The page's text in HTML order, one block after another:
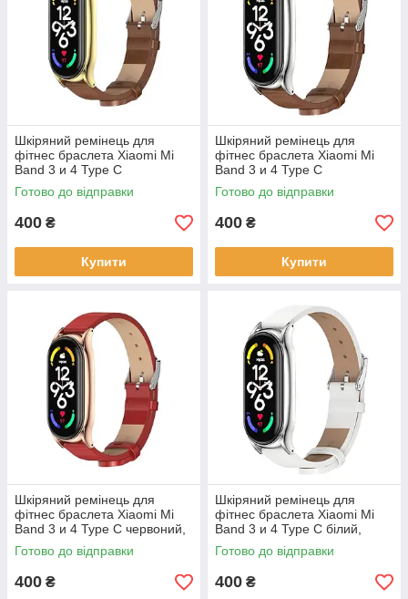
Шкіряний ремінець для
фітнес браслета Xiaomi Mi
Band 3 и 4 Type C
коричневий, тримач -
золотистий
Готово до відправки
400 ₴
Купити
Шкіряний ремінець для
фітнес браслета Xiaomi Mi
Band 3 и 4 Type C
коричневий, тримач -
сріблястий
Готово до відправки
400 ₴
Купити
Шкіряний ремінець для
фітнес браслета Xiaomi Mi
Band 3 и 4 Type С червоний,
тримач - золотистий
Готово до відправки
400 ₴
Шкіряний ремінець для
фітнес браслета Xiaomi Mi
Band 3 и 4 Type С білий,
тримач - сріблястий
Готово до відправки
400 ₴